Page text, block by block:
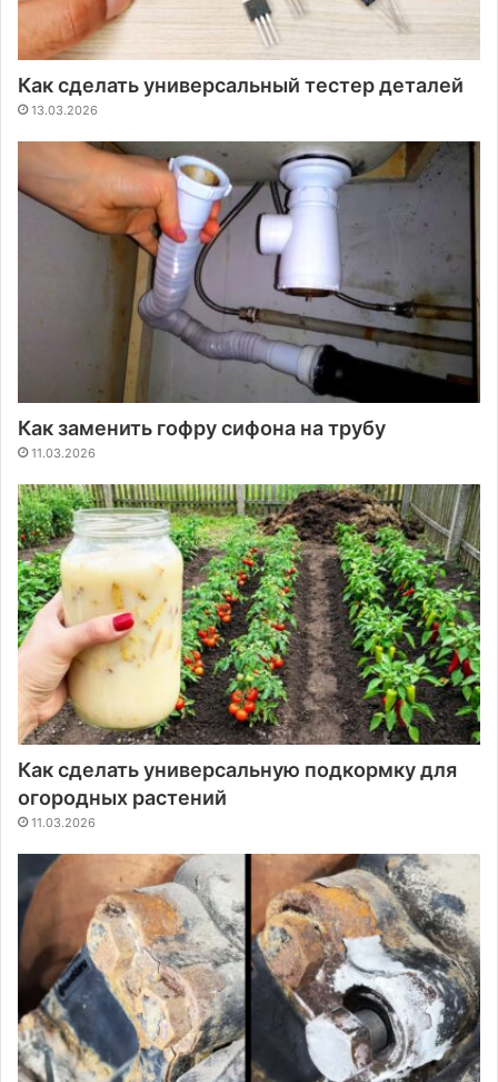
Как сделать универсальный тестер деталей
13.03.2026
Как заменить гофру сифона на трубу
11.03.2026
Как сделать универсальную подкормку для
огородных растений
11.03.2026